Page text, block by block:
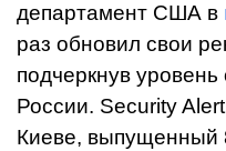
департамент США в
раз обновил свои
подчеркнув
России. Security
Киеве, выпущенный